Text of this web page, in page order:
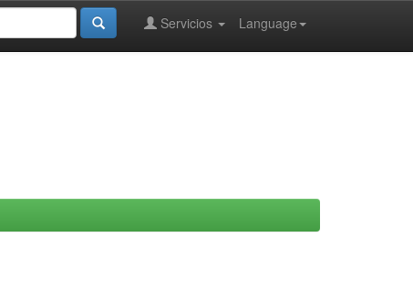
Language
Servicios